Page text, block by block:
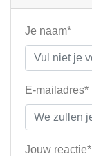
Je naam*
E-mailadres*
Jouw reactie*